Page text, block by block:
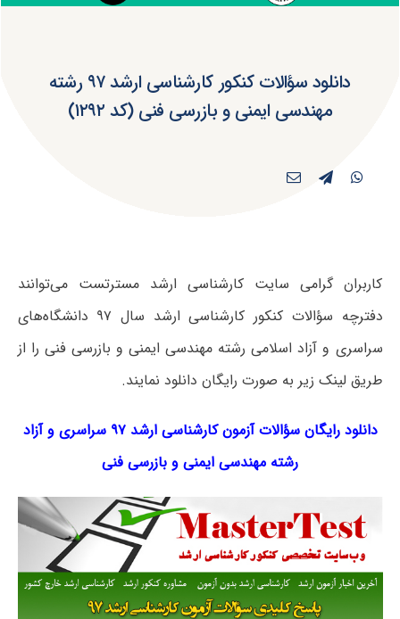
دانلود سؤالات کنکور کارشناسی ارشد ۹۷ رشته
مهندسی ایمنی و بازرسی فنی (کد ۱۲۹۲)
کاربران گرامی سایت کارشناسی ارشد مسترتست می‌توانند
دفترچه سؤالات کنکور کارشناسی ارشد سال ۹۷ دانشگاه‌های
سراسری و آزاد اسلامی رشته مهندسی ایمنی و بازرسی فنی را از
طریق لینک‌ زیر به صورت رایگان دانلود نمایند.
دانلود رایگان سؤالات آزمون کارشناسی ارشد ۹۷ سراسری و آزاد
رشته مهندسی ایمنی و بازرسی فنی